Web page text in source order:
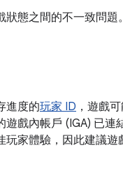
態之間的不一致問題。
進度的玩家 ID ，遊戲
戲內帳戶 (IGA) 已連
家體驗，因此建議